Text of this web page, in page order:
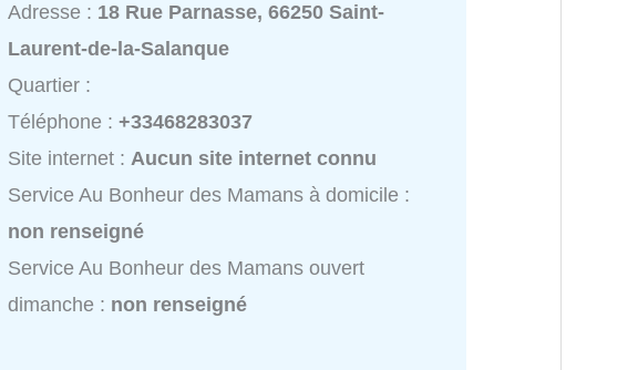
Adresse : 18 Rue Parnasse, 66250 Saint-
Laurent-de-la-Salanque
Quartier :
Téléphone :+33468283037
Site internet :Aucun site internet connu
Service Au Bonheur des Mamans à domicile :
non renseigné
Service Au Bonheur des Mamans ouvert
dimanche : non renseigné